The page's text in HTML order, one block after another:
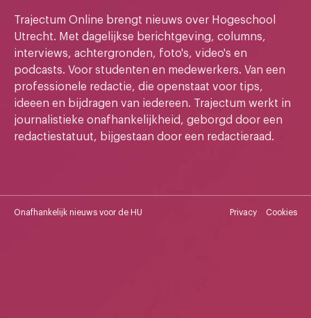
Trajectum Online brengt nieuws over Hogeschool
Utrecht. Met dagelijkse berichtgeving, columns,
interviews, achtergronden, foto's, video's en
podcasts. Voor studenten en medewerkers. Van een
professionele redactie, die openstaat voor tips,
ideeen en bijdragen van iedereen. Trajectum werkt in
journalistieke onafhankelijkheid, geborgd door een
redactiestatuut, bijgestaan door een redactieraad.
Onafhankelijk nieuws voor de HU Privacy Cookies